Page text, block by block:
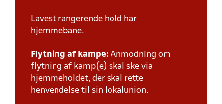
Lavest rangerende hold har
hjemmebane.
Flytning af kampe: Anmodning om
flytning af kamp(e) skal ske via
hjemmeholdet, der skal rette
henvendelse til sin lokalunion.